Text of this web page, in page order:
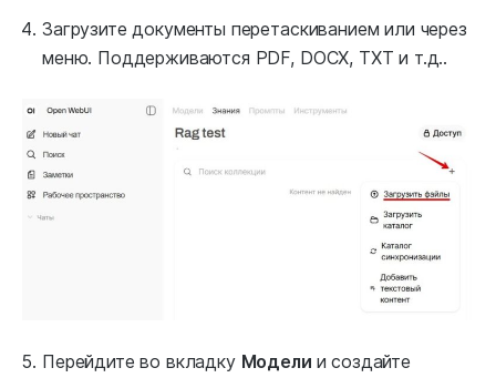
Загрузите документы перетаскиванием или через
меню. Поддерживаются PDF, DOCX, TXT и т.д..
Перейдите во вкладку Модели и создайте